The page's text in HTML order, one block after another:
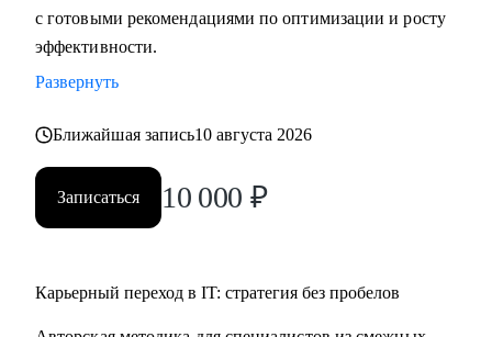
с готовыми рекомендациями по оптимизации и росту
эффективности.
Развернуть
Ближайшая запись10 августа 2026
Записаться 10 000 ₽
Карьерный переход в IT: стратегия без пробелов